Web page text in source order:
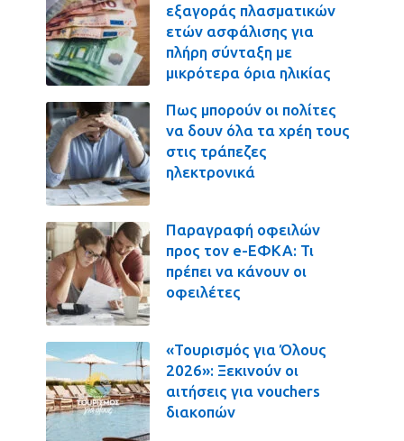
εξαγοράς πλασματικών
ετών ασφάλισης για
πλήρη σύνταξη με
μικρότερα όρια ηλικίας
Πως μπορούν οι πολίτες
να δουν όλα τα χρέη τους
στις τράπεζες
ηλεκτρονικά
Παραγραφή οφειλών
προς τον e-ΕΦΚΑ: Τι
πρέπει να κάνουν οι
οφειλέτες
«Τουρισμός για Όλους
2026»: Ξεκινούν οι
αιτήσεις για vouchers
διακοπών